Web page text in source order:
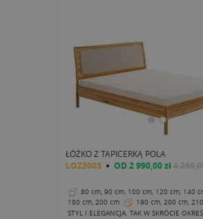
ŁÓŻKO Z TAPICERKĄ POLA
LOZ3003 OD 2 990,00 zł4
80 cm, 90 cm, 100 cm, 120 cm, 140
180 cm, 200 cm
190 cm, 200 cm,
cm